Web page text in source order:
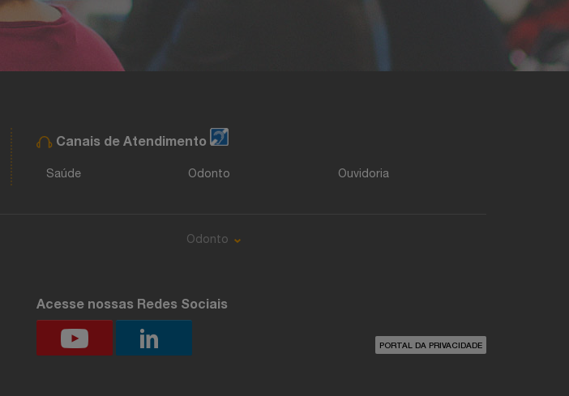
Canais de Atendimento
Saúde Odonto Ouvidoria
Odonto
Acesse nossas Redes Sociais
PORTAL DA PRIVACIDADE